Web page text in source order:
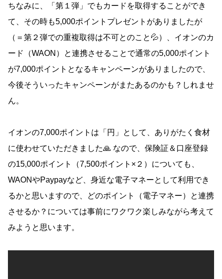
ちなみに、「第１弾」でもカードを取得することができ
て、その時も5,000ポイントプレゼントがありましたが
（＝第２弾での重複取得は不可とのこと💦）、イオンのカ
ード（WAON）と連携させることで通常の5,000ポイント
が7,000ポイントとなるキャンペーンがありましたので、
今後そういったキャンペーンがまたあるのかも？しれませ
ん。
イオンの7,000ポイントは「円」として、ありがたく食材
に使わせていただきました🙏 なので、保険証＆口座登録
の15,000ポイント（7,500ポイント×２）についても、
WAONやPaypayなど、身近な電子マネーとして利用でき
るかと思いますので、どのポイント（電子マネー）と連携
させるか？については事前にワクワク楽しみながら考えて
みようと思います。